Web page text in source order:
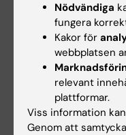
Kristallografi, cryo-EM
kastar ljus över
Ett team, under
kombinerat artificiell
för att få insikter om
förhindra bakteriell
mag-tarmsystemet.
"Nature Structural &
Nödvändiga
fungera
Kakor för
webbplatsen
relevant
plattformar.
Viss information
Genom att